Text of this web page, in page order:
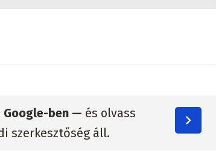
ben — és olvass
szerkesztőség áll.